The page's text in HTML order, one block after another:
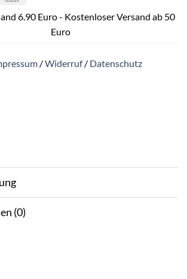
6.90 Euro - Kostenloser Versand ab 50
Euro
/Widerruf/ Datenschutz
(0)